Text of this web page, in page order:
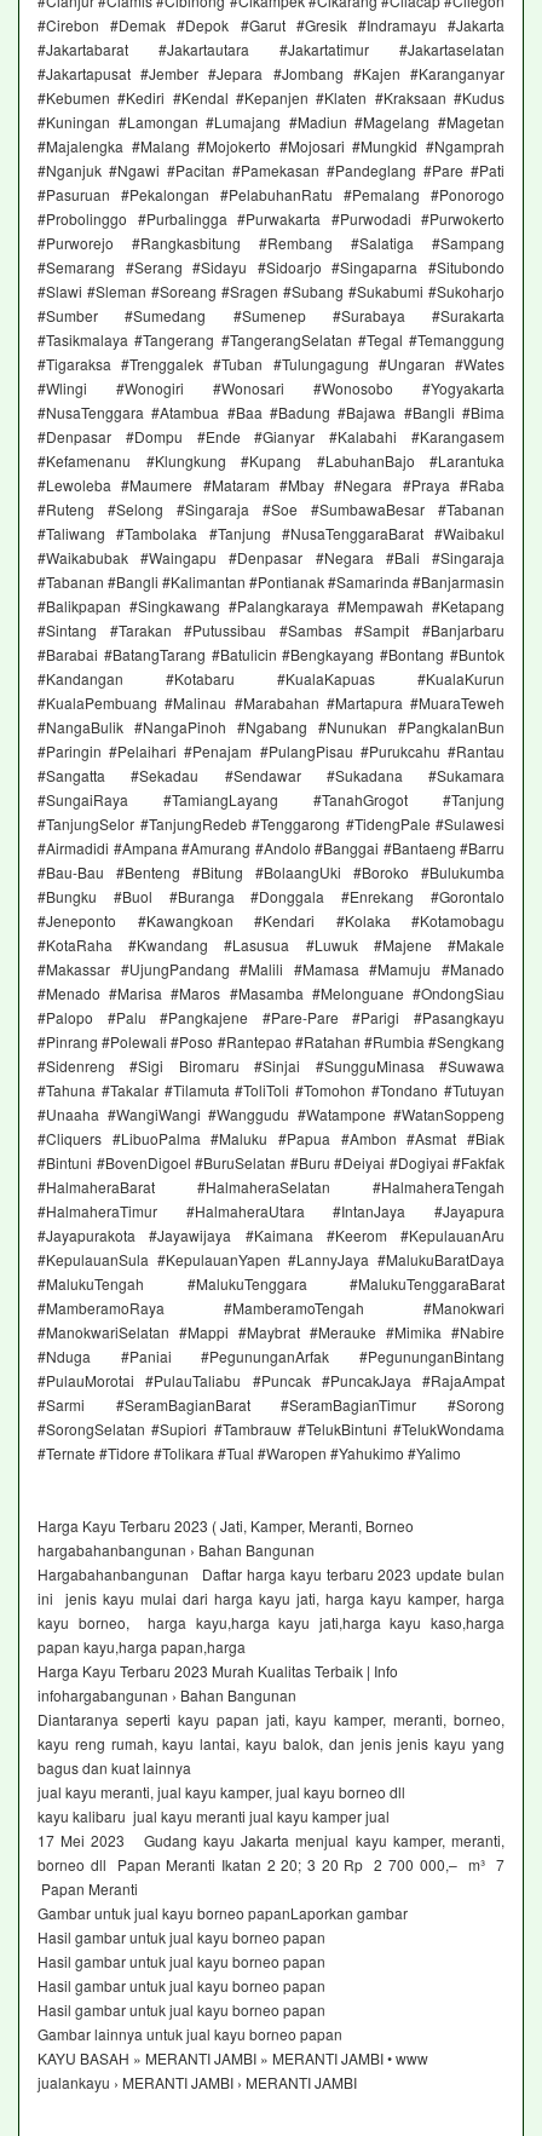
#Cirebon #Demak #Depok #Garut #Gresik #Indramayu #Jakarta
#Jakartabarat #Jakartautara #Jakartatimur #Jakartaselatan
#Jakartapusat #Jember #Jepara #Jombang #Kajen #Karanganyar
#Kebumen #Kediri #Kendal #Kepanjen #Klaten #Kraksaan #Kudus
#Kuningan #Lamongan #Lumajang #Madiun #Magelang #Magetan
#Majalengka #Malang #Mojokerto #Mojosari #Mungkid #Ngamprah
#Nganjuk #Ngawi #Pacitan #Pamekasan #Pandeglang #Pare #Pati
#Pasuruan #Pekalongan #PelabuhanRatu #Pemalang #Ponorogo
#Probolinggo #Purbalingga #Purwakarta #Purwodadi #Purwokerto
#Purworejo #Rangkasbitung #Rembang #Salatiga #Sampang
#Semarang #Serang #Sidayu #Sidoarjo #Singaparna #Situbondo
#Slawi #Sleman #Soreang #Sragen #Subang #Sukabumi #Sukoharjo
#Sumber #Sumedang #Sumenep #Surabaya #Surakarta
#Tasikmalaya #Tangerang #TangerangSelatan #Tegal #Temanggung
#Tigaraksa #Trenggalek #Tuban #Tulungagung #Ungaran #Wates
#Wlingi #Wonogiri #Wonosari #Wonosobo #Yogyakarta
#NusaTenggara #Atambua #Baa #Badung #Bajawa #Bangli #Bima
#Denpasar #Dompu #Ende #Gianyar #Kalabahi #Karangasem
#Kefamenanu #Klungkung #Kupang #LabuhanBajo #Larantuka
#Lewoleba #Maumere #Mataram #Mbay #Negara #Praya #Raba
#Ruteng #Selong #Singaraja #Soe #SumbawaBesar #Tabanan
#Taliwang #Tambolaka #Tanjung #NusaTenggaraBarat #Waibakul
#Waikabubak #Waingapu #Denpasar #Negara #Bali #Singaraja
#Tabanan #Bangli #Kalimantan #Pontianak #Samarinda #Banjarmasin
#Balikpapan #Singkawang #Palangkaraya #Mempawah #Ketapang
#Sintang #Tarakan #Putussibau #Sambas #Sampit #Banjarbaru
#Barabai #BatangTarang #Batulicin #Bengkayang #Bontang #Buntok
#Kandangan #Kotabaru #KualaKapuas #KualaKurun
#KualaPembuang #Malinau #Marabahan #Martapura #MuaraTeweh
#NangaBulik #NangaPinoh #Ngabang #Nunukan #PangkalanBun
#Paringin #Pelaihari #Penajam #PulangPisau #Purukcahu #Rantau
#Sangatta #Sekadau #Sendawar #Sukadana #Sukamara
#SungaiRaya #TamiangLayang #TanahGrogot #Tanjung
#TanjungSelor #TanjungRedeb #Tenggarong #TidengPale #Sulawesi
#Airmadidi #Ampana #Amurang #Andolo #Banggai #Bantaeng #Barru
#Bau-Bau #Benteng #Bitung #BolaangUki #Boroko #Bulukumba
#Bungku #Buol #Buranga #Donggala #Enrekang #Gorontalo
#Jeneponto #Kawangkoan #Kendari #Kolaka #Kotamobagu
#KotaRaha #Kwandang #Lasusua #Luwuk #Majene #Makale
#Makassar #UjungPandang #Malili #Mamasa #Mamuju #Manado
#Menado #Marisa #Maros #Masamba #Melonguane #OndongSiau
#Palopo #Palu #Pangkajene #Pare-Pare #Parigi #Pasangkayu
#Pinrang #Polewali #Poso #Rantepao #Ratahan #Rumbia #Sengkang
#Sidenreng #Sigi Biromaru #Sinjai #SungguMinasa #Suwawa
#Tahuna #Takalar #Tilamuta #ToliToli #Tomohon #Tondano #Tutuyan
#Unaaha #WangiWangi #Wanggudu #Watampone #WatanSoppeng
#Cliquers #LibuoPalma #Maluku #Papua #Ambon #Asmat #Biak
#Bintuni #BovenDigoel #BuruSelatan #Buru #Deiyai #Dogiyai #Fakfak
#HalmaheraBarat #HalmaheraSelatan #HalmaheraTengah
#HalmaheraTimur #HalmaheraUtara #IntanJaya #Jayapura
#Jayapurakota #Jayawijaya #Kaimana #Keerom #KepulauanAru
#KepulauanSula #KepulauanYapen #LannyJaya #MalukuBaratDaya
#MalukuTengah #MalukuTenggara #MalukuTenggaraBarat
#MamberamoRaya #MamberamoTengah #Manokwari
#ManokwariSelatan #Mappi #Maybrat #Merauke #Mimika #Nabire
#Nduga #Paniai #PegununganArfak #PegununganBintang
#PulauMorotai #PulauTaliabu #Puncak #PuncakJaya #RajaAmpat
#Sarmi #SeramBagianBarat #SeramBagianTimur #Sorong
#SorongSelatan #Supiori #Tambrauw #TelukBintuni #TelukWondama
#Ternate #Tidore #Tolikara #Tual #Waropen #Yahukimo #Yalimo
Harga Kayu Terbaru 2023 ( Jati, Kamper, Meranti, Borneo
hargabahanbangunan › Bahan Bangunan
Hargabahanbangunan Daftar harga kayu terbaru 2023 update bulan
ini jenis kayu mulai dari harga kayu jati, harga kayu kamper, harga
kayu borneo, harga kayu,harga kayu jati,harga kayu kaso,harga
papan kayu,harga papan,harga
Harga Kayu Terbaru 2023 Murah Kualitas Terbaik | Info
infohargabangunan › Bahan Bangunan
Diantaranya seperti kayu papan jati, kayu kamper, meranti, borneo,
kayu reng rumah, kayu lantai, kayu balok, dan jenis jenis kayu yang
bagus dan kuat lainnya
jual kayu meranti, jual kayu kamper, jual kayu borneo dll
kayu kalibaru jual kayu meranti jual kayu kamper jual
17 Mei 2023 Gudang kayu Jakarta menjual kayu kamper, meranti,
borneo dll Papan Meranti Ikatan 2 20; 3 20 Rp 2 700 000,– m³ 7
Papan Meranti
Gambar untuk jual kayu borneo papanLaporkan gambar
Hasil gambar untuk jual kayu borneo papan
Hasil gambar untuk jual kayu borneo papan
Hasil gambar untuk jual kayu borneo papan
Hasil gambar untuk jual kayu borneo papan
Gambar lainnya untuk jual kayu borneo papan
KAYU BASAH » MERANTI JAMBI » MERANTI JAMBI • www
jualankayu › MERANTI JAMBI › MERANTI JAMBI